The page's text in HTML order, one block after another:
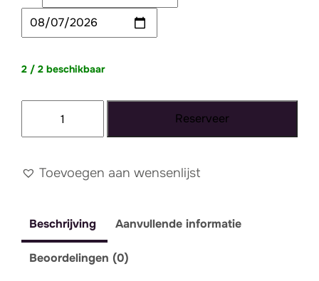
2 / 2 beschikbaar
aantal
Reserveer
Toevoegen aan wensenlijst
Beschrijving Aanvullende informatie
Beoordelingen (0)